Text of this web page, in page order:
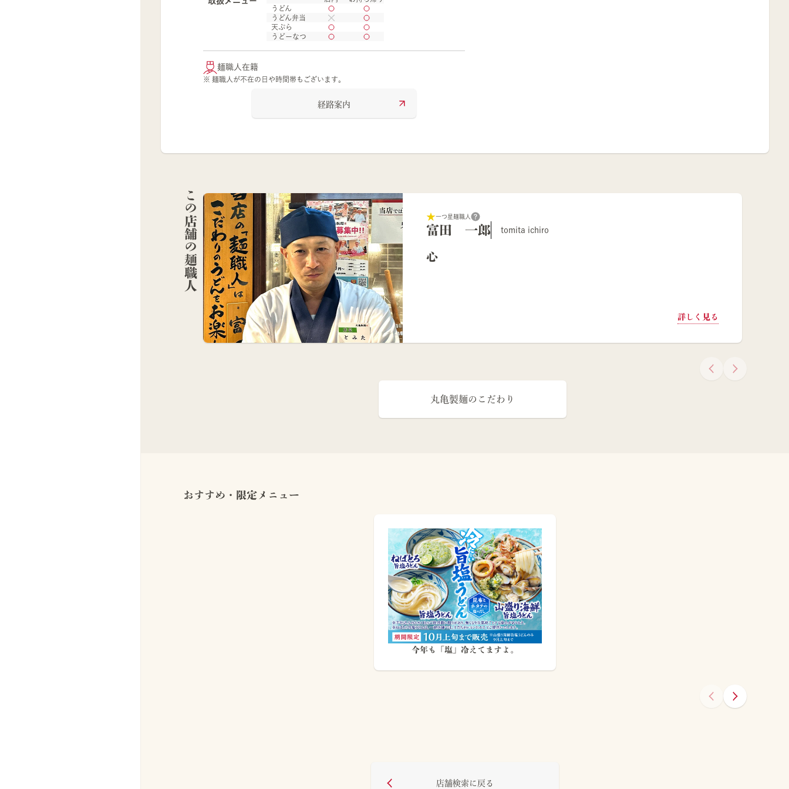
うどん
うどん弁当
天ぷら
うどーなつ
麺職人在籍
※ 麺職人が不在の日や時間帯もございます。
経路案内
この店舗の麺職人 一つ星麺職人
富田 一郎 tomita ichiro
心
詳しく見る
丸亀製麺のこだわり
おすすめ・限定メニュー
今年も「塩」冷えてますよ。
店舗検索に戻る